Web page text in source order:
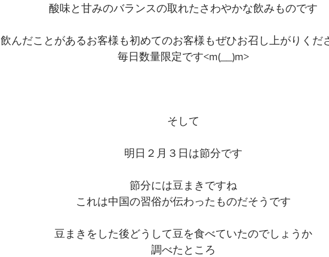
酸味と甘みのバランスの取れたさわやかな飲みものです
飲んだことがあるお客様も初めてのお客様もぜひお召し上がりくだ
毎日数量限定です<m(__)m>
そして
明日２月３日は節分です
節分には豆まきですね
これは中国の習俗が伝わったものだそうです
豆まきをした後どうして豆を食べていたのでしょうか
調べたところ